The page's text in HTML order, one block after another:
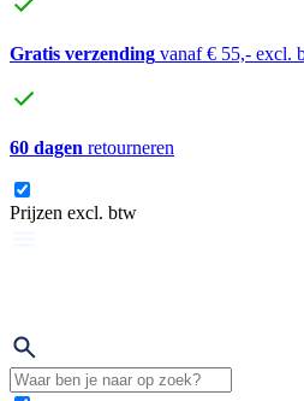
Gratis verzending vanaf € 55,- excl.
60 dagen retourneren
Prijzen excl. btw